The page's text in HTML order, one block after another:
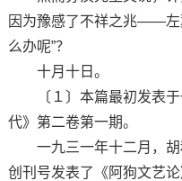
因为豫感了不祥之兆——左
么办呢”？
十月十日。
〔１〕本篇最初发表于
代》第二卷第一期。
一九三一年十二月，胡
创刊号发表了《阿狗文艺